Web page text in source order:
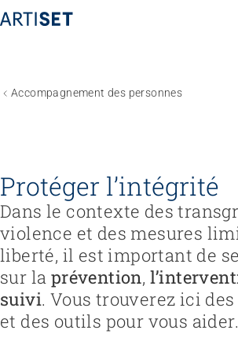
Accompagnement des personnes
Protéger l’intégrité
Dans le contexte des
violence et des mesures
liberté, il est important de
sur la prévention,
suivi. Vous trouverez ici
et des outils pour vous aider.